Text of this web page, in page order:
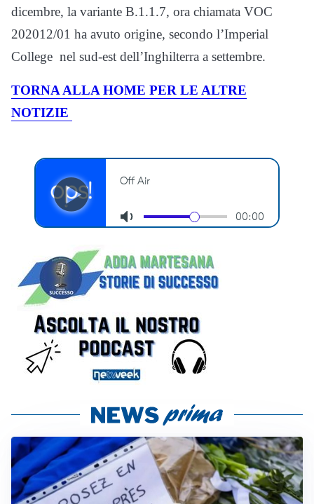
dicembre, la variante B.1.1.7, ora chiamata VOC
202012/01 ha avuto origine, secondo l’Imperial
College nel sud-est dell’Inghilterra a settembre.
TORNA ALLA HOME PER LE ALTRE
NOTIZIE